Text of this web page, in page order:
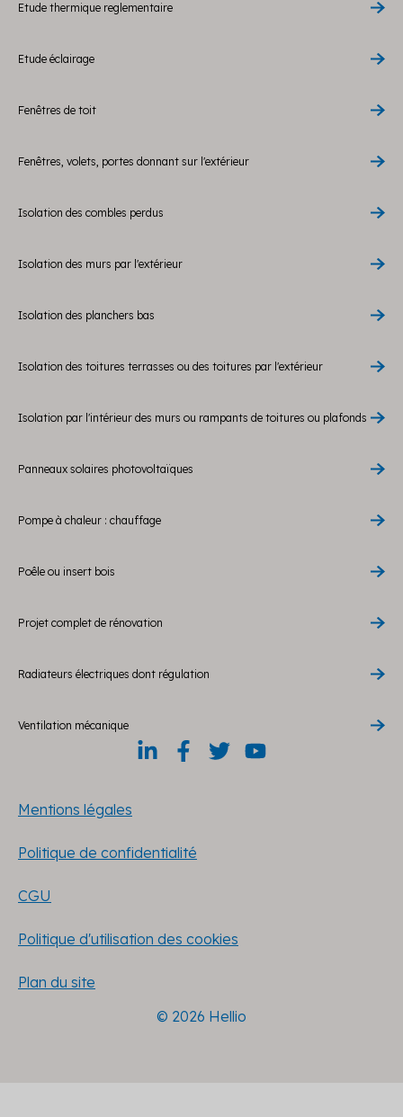
Etude thermique reglementaire
Etude éclairage
Fenêtres de toit
Fenêtres, volets, portes donnant sur l'extérieur
Isolation des combles perdus
Isolation des murs par l'extérieur
Isolation des planchers bas
Isolation des toitures terrasses ou des toitures par l'extérieur
Isolation par l'intérieur des murs ou rampants de toitures ou plafonds
Panneaux solaires photovoltaïques
Pompe à chaleur : chauffage
Poêle ou insert bois
Projet complet de rénovation
Radiateurs électriques dont régulation
Ventilation mécanique
Mentions légales
Politique de confidentialité
CGU
Politique d'utilisation des cookies
Plan du site
© 2026 Hellio